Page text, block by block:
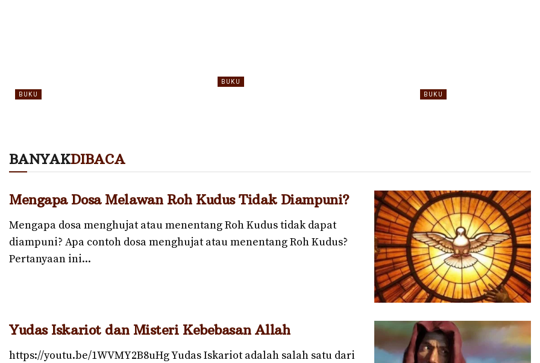
BUKU
BUKU
BUKU
BANYAKDIBACA
Mengapa Dosa Melawan Roh Kudus Tidak Diampuni?
Mengapa dosa menghujat atau menentang Roh Kudus tidak dapat
diampuni? Apa contoh dosa menghujat atau menentang Roh Kudus?
Pertanyaan ini...
Yudas Iskariot dan Misteri Kebebasan Allah
https://youtu.be/1WVMY2B8uHg Yudas Iskariot adalah salah satu dari